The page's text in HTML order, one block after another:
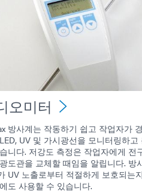
오미터
방사계는 작동하기 쉽고 작업자가
UV 및 가시광선을 모니터링하고
니다. 저강도 측정은 작업자에게 전
도관을 교체할 때임을 알립니다. 방
UV 노출로부터 적절하게 보호되는
도 사용할 수 있습니다.